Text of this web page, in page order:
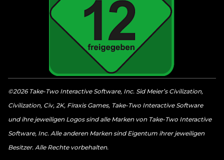
©2026 Take-Two Interactive Software, Inc. Sid Meier’s Civilization,
Civilization, Civ, 2K, Firaxis Games, Take-Two Interactive Software
und ihre jeweiligen Logos sind alle Marken von Take-Two Interactive
Software, Inc. Alle anderen Marken sind Eigentum ihrer jeweiligen
Besitzer. Alle Rechte vorbehalten.